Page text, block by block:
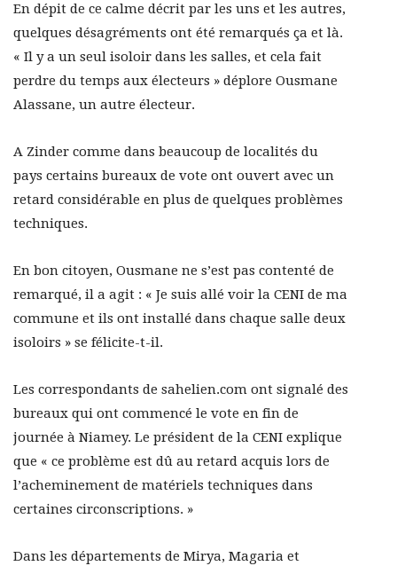
En dépit de ce calme décrit par les uns et les autres,
quelques désagréments ont été remarqués ça et là.
« Il y a un seul isoloir dans les salles, et cela fait
perdre du temps aux électeurs » déplore Ousmane
Alassane, un autre électeur.
A Zinder comme dans beaucoup de localités du
pays certains bureaux de vote ont ouvert avec un
retard considérable en plus de quelques problèmes
techniques.
En bon citoyen, Ousmane ne s’est pas contenté de
remarqué, il a agit : « Je suis allé voir la CENI de ma
commune et ils ont installé dans chaque salle deux
isoloirs » se félicite-t-il.
Les correspondants de sahelien.com ont signalé des
bureaux qui ont commencé le vote en fin de
journée à Niamey. Le président de la CENI explique
que « ce problème est dû au retard acquis lors de
l’acheminement de matériels techniques dans
certaines circonscriptions. »
Dans les départements de Mirya, Magaria et